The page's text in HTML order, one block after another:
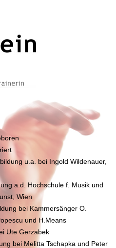
u.a. bei Ingold Wildenauer,
a.d. Hochschule f. Musik und
Wien
bei Kammersänger O.
und H.Means
Ute Gerzabek
bei Melitta Tschapka und Peter